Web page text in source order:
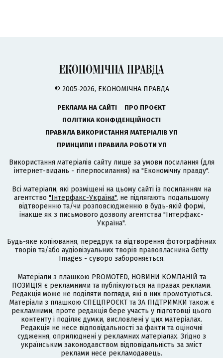
© 2005-2026, ЕКОНОМІЧНА ПРАВДА
РЕКЛАМА НА САЙТІ
ПРО ПРОЄКТ
ПОЛІТИКА КОНФІДЕНЦІЙНОСТІ
ПРАВИЛА ВИКОРИСТАННЯ МАТЕРІАЛІВ УП
ПРИНЦИПИ І ПРАВИЛА РОБОТИ УП
Використання матеріалів сайту лише за умови посилання (для
інтернет-видань - гіперпосилання) на "Економічну правду".
Всі матеріали, які розміщені на цьому сайті із посиланням на
агентство "Інтерфакс-Україна", не підлягають подальшому
відтворенню та/чи розповсюдженню в будь-якій формі,
інакше як з письмового дозволу агентства "Інтерфакс-
Україна".
Будь-яке копіювання, передрук та відтворення фотографічних
творів та/або аудіовізуальних творів правовласника Getty
Images - суворо забороняється.
Матеріали з плашкою PROMOTED, НОВИНИ КОМПАНІЙ та
ПОЗИЦІЯ є рекламними та публікуються на правах реклами.
Редакція може не поділяти погляди, які в них промотуються.
Матеріали з плашкою СПЕЦПРОЄКТ та ЗА ПІДТРИМКИ також є
рекламними, проте редакція бере участь у підготовці цього
контенту і поділяє думки, висловлені у цих матеріалах.
Редакція не несе відповідальності за факти та оціночні
судження, оприлюднені у рекламних матеріалах. Згідно з
українським законодавством відповідальність за зміст
реклами несе рекламодавець.